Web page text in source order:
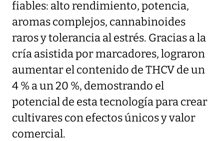
fiables: alto rendimiento, potencia,
aromas complejos, cannabinoides
raros y tolerancia al estrés. Gracias a la
cría asistida por marcadores, lograron
aumentar el contenido de THCV de un
4 % a un 20 %, demostrando el
potencial de esta tecnología para crear
cultivares con efectos únicos y valor
comercial.